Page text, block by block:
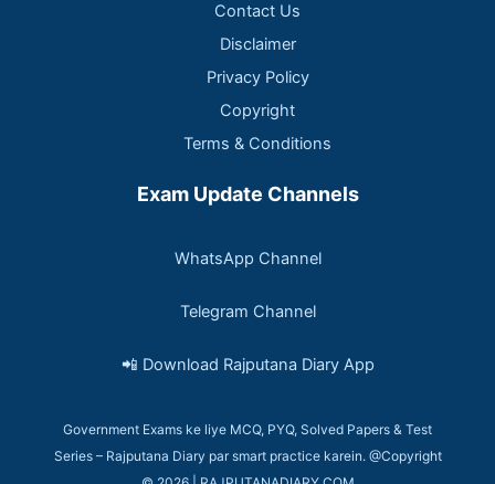
Contact Us
Disclaimer
Privacy Policy
Copyright
Terms & Conditions
Exam Update Channels
WhatsApp Channel
Telegram Channel
📲 Download Rajputana Diary App
Government Exams ke liye MCQ, PYQ, Solved Papers & Test
Series – Rajputana Diary par smart practice karein. @Copyright